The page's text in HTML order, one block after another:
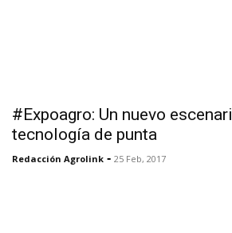
#Expoagro: Un nuevo
tecnología de punta
Redacción Agrolink - 25 Feb, 2017